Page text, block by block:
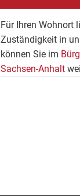
Für Ihren Wohnort
Zuständigkeit in
können Sie im
Sachsen-Anhalt